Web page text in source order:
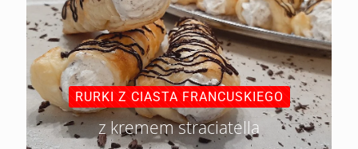
RURKI Z CIASTA FRANCUSKIEGO
z kremem straciatella